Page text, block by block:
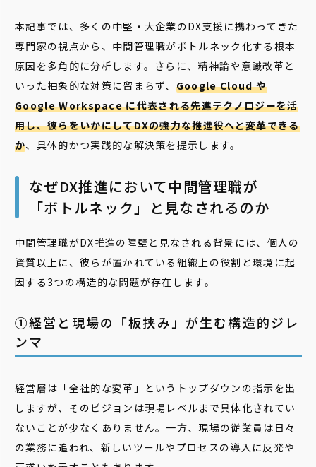
本記事では、多くの中堅・大企業のDX支援に携わってきた
専門家の視点から、中間管理職がボトルネック化する根本
原因を多角的に分析します。さらに、精神論や意識改革と
いった抽象的な対策に留まらず、 Google Cloud や
Google Workspace に代表される先進テクノロジーを活
用し、彼らをいかにしてDXの強力な推進役へと変革できる
か、具体的かつ実践的な解決策を提示します。
なぜDX推進において中間管理職が
「ボトルネック」と見なされるのか
中間管理職がDX推進の障壁と見なされる背景には、個人の
資質以上に、彼らが置かれている組織上の役割と環境に起
因する3つの構造的な問題が存在します。
①経営と現場の「板挟み」が生む構造的ジレ
ンマ
経営層は「全社的な変革」というトップダウンの指示を出
しますが、そのビジョンは現場レベルまで具体化されてい
ないことが少なくありません。一方、現場の従業員は日々
の業務に追われ、新しいツールやプロセスの導入に反発や